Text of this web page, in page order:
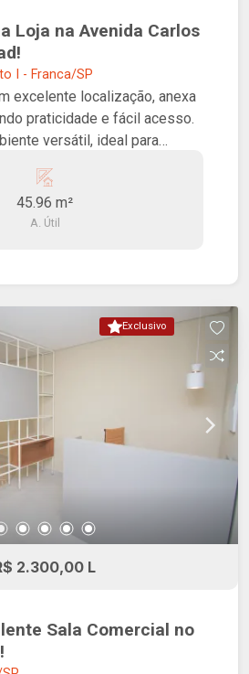
Loja na Avenida Carlos
I - Franca/SP
excelente localização, anexa
praticidade e fácil acesso.
versátil, ideal para
que buscam boa
de clientes.
45.96 m²
A. Útil
Exclusivo
2.300,00 L
Sala Comercial no